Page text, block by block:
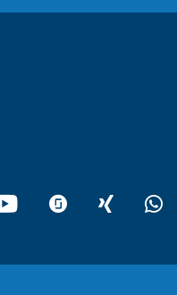
glassdoorXING